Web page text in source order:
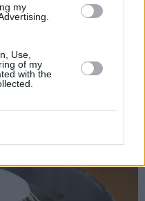
my
Use,
of my
with the
sammen med melis.
smørkrem. Pisk til slutt